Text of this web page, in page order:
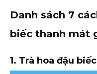
Danh sách 7
biếc thanh mát
1. Trà hoa đậu